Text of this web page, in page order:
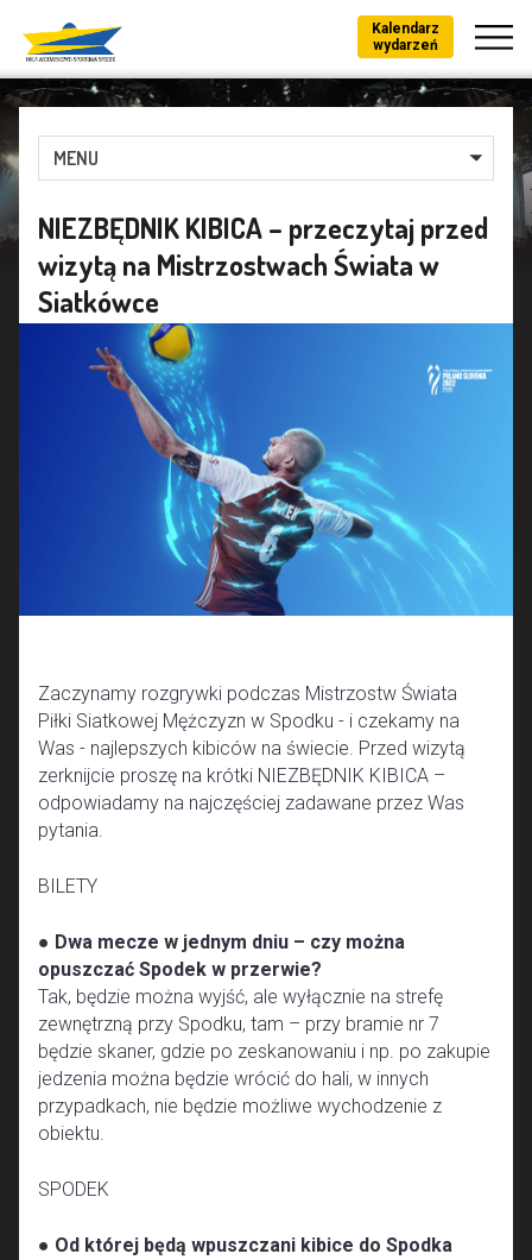
Kalendarz
wydarzeń
MENU
NIEZBĘDNIK KIBICA – przeczytaj przed
wizytą na Mistrzostwach Świata w
Siatkówce
Zaczynamy rozgrywki podczas Mistrzostw Świata
Piłki Siatkowej Mężczyzn w Spodku - i czekamy na
Was - najlepszych kibiców na świecie. Przed wizytą
zerknijcie proszę na krótki NIEZBĘDNIK KIBICA –
odpowiadamy na najczęściej zadawane przez Was
pytania.
BILETY
● Dwa mecze w jednym dniu – czy można
opuszczać Spodek w przerwie?
Tak, będzie można wyjść, ale wyłącznie na strefę
zewnętrzną przy Spodku, tam – przy bramie nr 7
będzie skaner, gdzie po zeskanowaniu i np. po zakupie
jedzenia można będzie wrócić do hali, w innych
przypadkach, nie będzie możliwe wychodzenie z
obiektu.
SPODEK
● Od której będą wpuszczani kibice do Spodka